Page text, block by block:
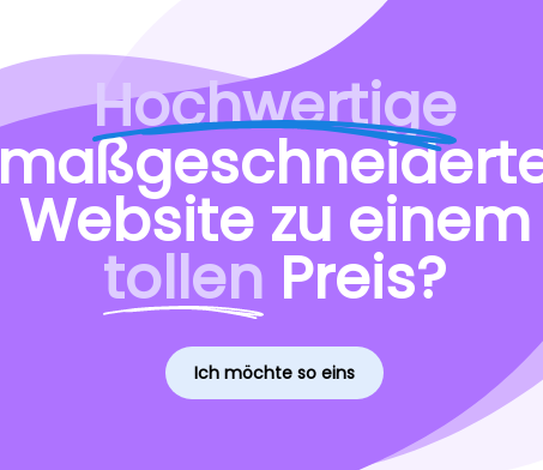
Hochwertige
Website zu einem
tollen Preis?
Ich möchte so eins